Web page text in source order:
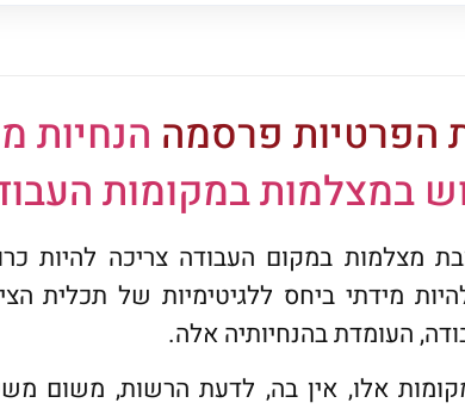
הפרטיות פרסמה הנחיות
במצלמות במקומות
מצלמות במקום העבודה צריכה להיות
מידתי ביחס ללגיטימיות של תכלית
העומדת בהנחיותיה אלה.
אלו, אין בה, לדעת הרשות, משום